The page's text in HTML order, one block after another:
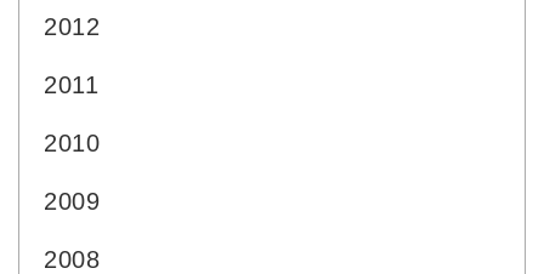
2012
2011
2010
2009
2008